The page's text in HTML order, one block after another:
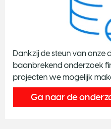
Dankzij de steun van onze
baanbrekend onderzoek
projecten we mogelijk
Ga naar de